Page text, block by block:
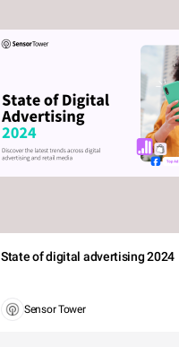
State of digital advertising 2024
Sensor Tower